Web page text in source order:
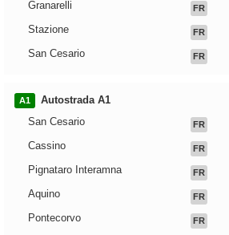
Granarelli FR
Stazione FR
San Cesario FR
A1
Autostrada A1
San Cesario
FR
Cassino FR
Pignataro Interamna FR
Aquino FR
Pontecorvo FR